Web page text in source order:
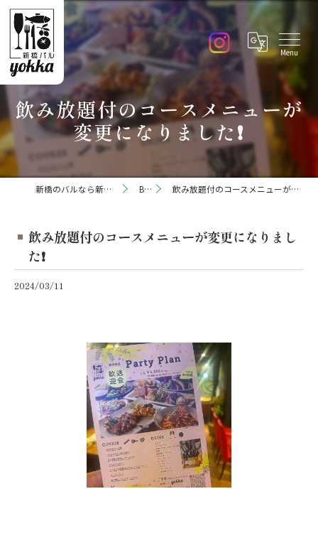
飲み放題付のコースメニューが
変更になりました❗️
新橋のバルなら新橋バル yokka Blog 飲み放題付のコースメニューが変更になりました❗️
飲み放題付のコースメニューが変更になりまし
た❗️
2024/03/11